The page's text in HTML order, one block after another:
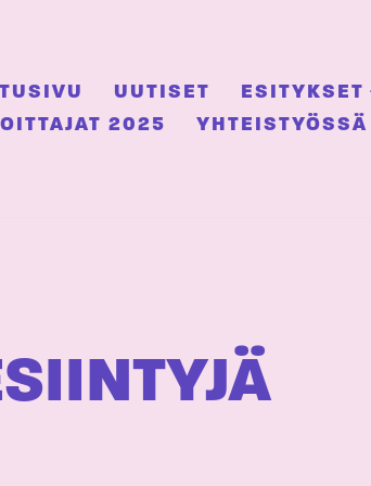
UUTISET ESITYKSET
2025
YHTEISTYÖSSÄ